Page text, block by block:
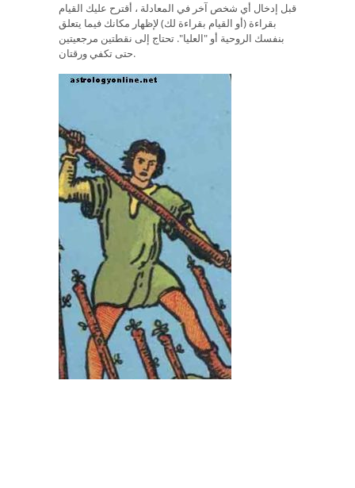
قبل إدخال أي شخص آخر في المعادلة ، أقترح عليك القيام
بقراءة (أو القيام بقراءة لك) لإظهار مكانك فيما يتعلق
بنفسك الروحية أو "العليا". تحتاج إلى نقطتين مرجعيتين
حتى تكفي ورقتان.